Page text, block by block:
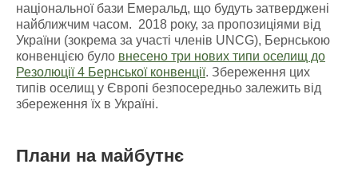
національної бази Емеральд, що будуть затверджені
найближчим часом. 2018 року, за пропозиціями від
України (зокрема за участі членів UNCG), Бернською
конвенцією було внесено три нових типи оселищ до
Резолюції 4 Бернської конвенції. Збереження цих
типів оселищ у Європі безпосередньо залежить від
збереження їх в Україні.
Плани на майбутнє